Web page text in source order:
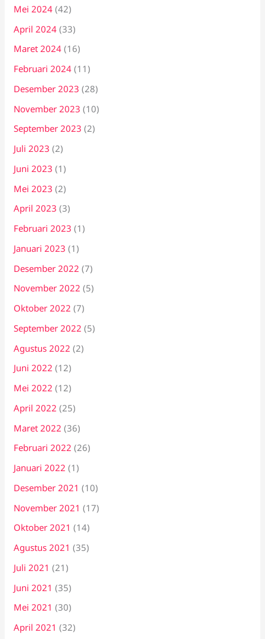
Mei 2024 (42)
April 2024 (33)
Maret 2024 (16)
Februari 2024 (11)
Desember 2023 (28)
November 2023 (10)
September 2023 (2)
Juli 2023 (2)
Juni 2023 (1)
Mei 2023 (2)
April 2023 (3)
Februari 2023 (1)
Januari 2023 (1)
Desember 2022 (7)
November 2022 (5)
Oktober 2022 (7)
September 2022 (5)
Agustus 2022 (2)
Juni 2022 (12)
Mei 2022 (12)
April 2022 (25)
Maret 2022 (36)
Februari 2022 (26)
Januari 2022 (1)
Desember 2021 (10)
November 2021 (17)
Oktober 2021 (14)
Agustus 2021 (35)
Juli 2021 (21)
Juni 2021 (35)
Mei 2021 (30)
April 2021 (32)